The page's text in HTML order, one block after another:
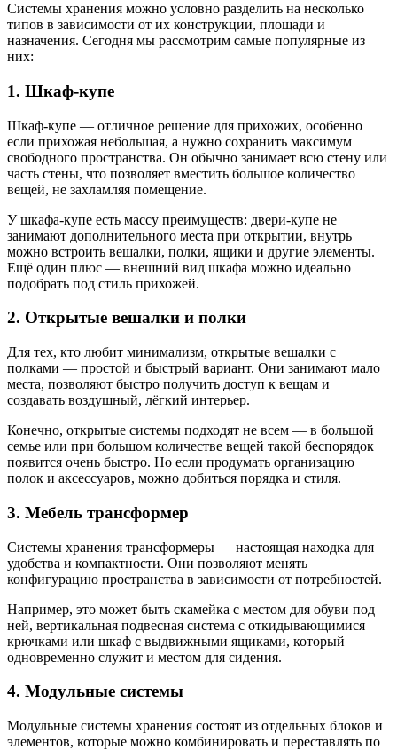
Системы хранения можно условно разделить на несколько
типов в зависимости от их конструкции, площади и
назначения. Сегодня мы рассмотрим самые популярные из
них:
1. Шкаф-купе
Шкаф-купе — отличное решение для прихожих, особенно
если прихожая небольшая, а нужно сохранить максимум
свободного пространства. Он обычно занимает всю стену или
часть стены, что позволяет вместить большое количество
вещей, не захламляя помещение.
У шкафа-купе есть массу преимуществ: двери-купе не
занимают дополнительного места при открытии, внутрь
можно встроить вешалки, полки, ящики и другие элементы.
Ещё один плюс — внешний вид шкафа можно идеально
подобрать под стиль прихожей.
2. Открытые вешалки и полки
Для тех, кто любит минимализм, открытые вешалки с
полками — простой и быстрый вариант. Они занимают мало
места, позволяют быстро получить доступ к вещам и
создавать воздушный, лёгкий интерьер.
Конечно, открытые системы подходят не всем — в большой
семье или при большом количестве вещей такой беспорядок
появится очень быстро. Но если продумать организацию
полок и аксессуаров, можно добиться порядка и стиля.
3. Мебель трансформер
Системы хранения трансформеры — настоящая находка для
удобства и компактности. Они позволяют менять
конфигурацию пространства в зависимости от потребностей.
Например, это может быть скамейка с местом для обуви под
ней, вертикальная подвесная система с откидывающимися
крючками или шкаф с выдвижными ящиками, который
одновременно служит и местом для сидения.
4. Модульные системы
Модульные системы хранения состоят из отдельных блоков и
элементов, которые можно комбинировать и переставлять по